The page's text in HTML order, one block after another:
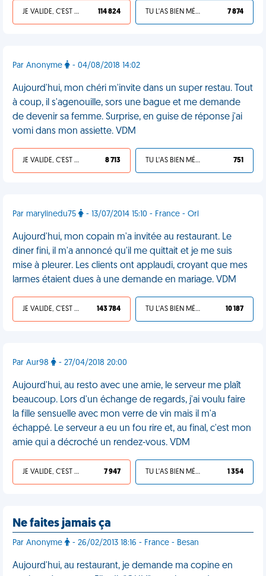
JE VALIDE, C'EST UNE VDM 114 824 TU L'AS BIEN MÉRITÉ 7 874
Par Anonyme - 04/08/2018 14:02
Aujourd'hui, mon chéri m'invite dans un super restau. Tout
à coup, il s'agenouille, sors une bague et me demande
de devenir sa femme. Surprise, en guise de réponse j'ai
vomi dans mon assiette. VDM
JE VALIDE, C'EST UNE VDM 8 713 TU L'AS BIEN MÉRITÉ 751
Par marylinedu75 - 13/07/2014 15:10 - France - Orl
Aujourd'hui, mon copain m'a invitée au restaurant. Le
diner fini, il m'a annoncé qu'il me quittait et je me suis
mise à pleurer. Les clients ont applaudi, croyant que mes
larmes étaient dues à une demande en mariage. VDM
JE VALIDE, C'EST UNE VDM 143 784 TU L'AS BIEN MÉRITÉ 10 187
Par Aur98 - 27/04/2018 20:00
Aujourd'hui, au resto avec une amie, le serveur me plaît
beaucoup. Lors d'un échange de regards, j'ai voulu faire
la fille sensuelle avec mon verre de vin mais il m'a
échappé. Le serveur a eu un fou rire et, au final, c'est mon
amie qui a décroché un rendez-vous. VDM
JE VALIDE, C'EST UNE VDM 7 947 TU L'AS BIEN MÉRITÉ 1 354
Ne faites jamais ça
Par Anonyme - 26/02/2013 18:16 - France - Besan
Aujourd'hui, au restaurant, je demande ma copine en